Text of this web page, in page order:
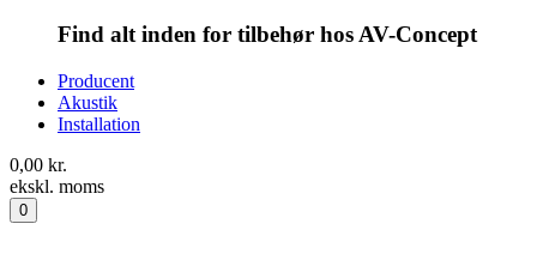
Find alt inden for tilbehør hos AV-Concept
Producent
Akustik
Installation
0,00 kr.
ekskl. moms
0